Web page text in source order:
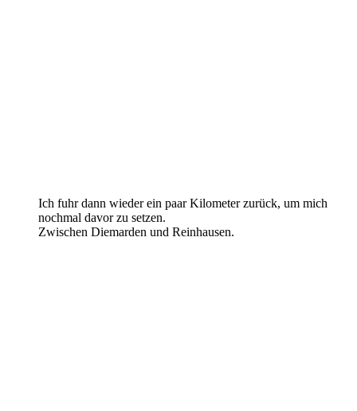
Ich fuhr dann wieder ein paar Kilometer zurück, um mich
nochmal davor zu setzen.
Zwischen Diemarden und Reinhausen.